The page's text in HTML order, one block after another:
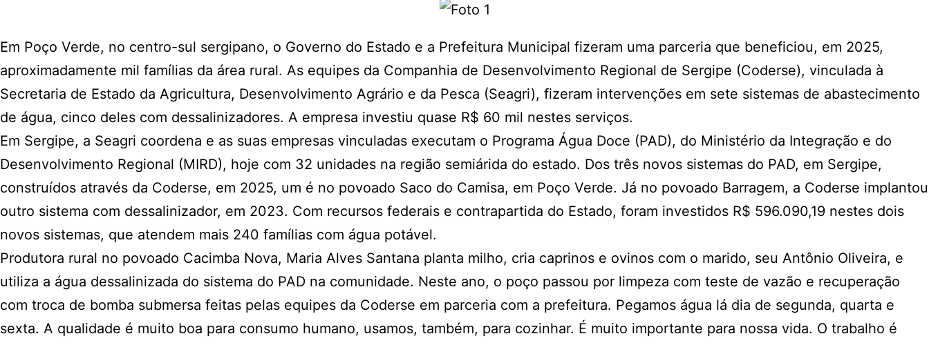
Em Poço Verde, no centro-sul sergipano, o Governo do Estado e a Prefeitura Municipal fizeram uma parceria que beneficiou, em 2025,
aproximadamente mil famílias da área rural. As equipes da Companhia de Desenvolvimento Regional de Sergipe (Coderse), vinculada à
Secretaria de Estado da Agricultura, Desenvolvimento Agrário e da Pesca (Seagri), fizeram intervenções em sete sistemas de abastecimento
de água, cinco deles com dessalinizadores. A empresa investiu quase R$ 60 mil nestes serviços.
Em Sergipe, a Seagri coordena e as suas empresas vinculadas executam o Programa Água Doce (PAD), do Ministério da Integração e do
Desenvolvimento Regional (MIRD), hoje com 32 unidades na região semiárida do estado. Dos três novos sistemas do PAD, em Sergipe,
construídos através da Coderse, em 2025, um é no povoado Saco do Camisa, em Poço Verde. Já no povoado Barragem, a Coderse implantou
outro sistema com dessalinizador, em 2023. Com recursos federais e contrapartida do Estado, foram investidos R$ 596.090,19 nestes dois
novos sistemas, que atendem mais 240 famílias com água potável.
Produtora rural no povoado Cacimba Nova, Maria Alves Santana planta milho, cria caprinos e ovinos com o marido, seu Antônio Oliveira, e
utiliza a água dessalinizada do sistema do PAD na comunidade. Neste ano, o poço passou por limpeza com teste de vazão e recuperação
com troca de bomba submersa feitas pelas equipes da Coderse em parceria com a prefeitura. Pegamos água lá dia de segunda, quarta e
sexta. A qualidade é muito boa para consumo humano, usamos, também, para cozinhar. É muito importante para nossa vida. O trabalho é